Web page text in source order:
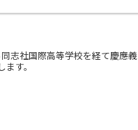
志社国際高等学校を経て慶應義
す。